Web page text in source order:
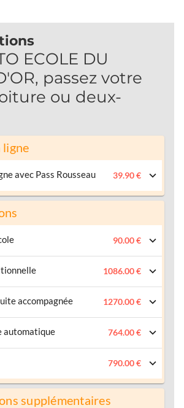
ECOLE DU
passez votre
ou deux-
ligne
avec Pass Rousseau 39.90 €
90.00 €
1086.00 €
accompagnée 1270.00 €
automatique 764.00 €
790.00 €
supplémentaires